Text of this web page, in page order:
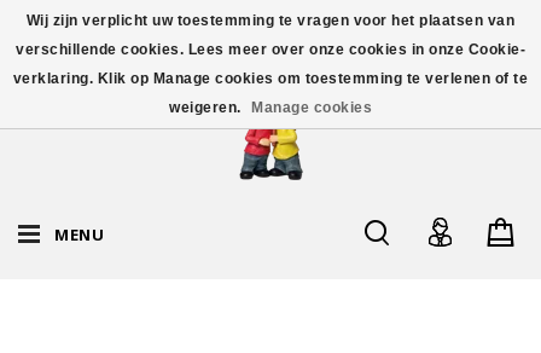
MENU
Wij zijn verplicht uw toestemming te vragen voor het plaatsen van
verschillende cookies. Lees meer over onze cookies in onze Cookie-
verklaring. Klik op Manage cookies om toestemming te verlenen of te
weigeren.
Manage cookies